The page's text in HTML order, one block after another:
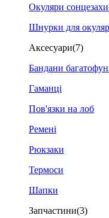
Окуляри
Шнурки для
Аксесуари(7)
Бандани
Гаманці
Пов'язки на лоб
Ремені
Рюкзаки
Термоси
Шапки
Запчастини(3)